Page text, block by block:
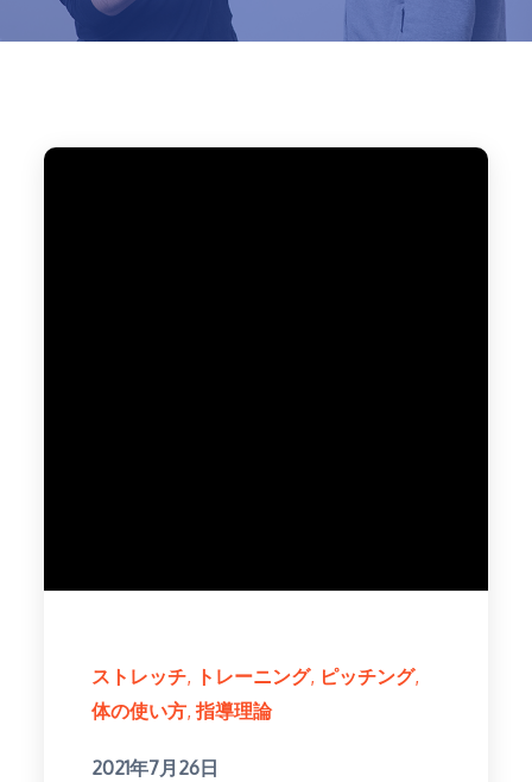
ストレッチ トレーニング ピッチング
体の使い方 指導理論
Posted
2021年7月26日